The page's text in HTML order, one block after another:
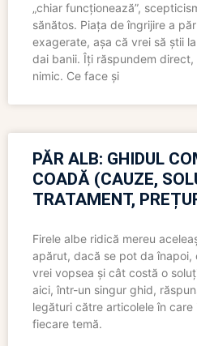
„chiar funcționează”,
sănătos. Piața de îngrijire a
exagerate, așa că vrei să știi
dai banii. Îți răspundem
nimic. Ce face și
PĂR ALB: GHIDUL
COADĂ (CAUZE,
TRATAMENT,
Firele albe ridică mereu
apărut, dacă se pot da
vrei vopsea și cât costă o
aici, într-un singur ghid,
legături către articolele în
fiecare temă.